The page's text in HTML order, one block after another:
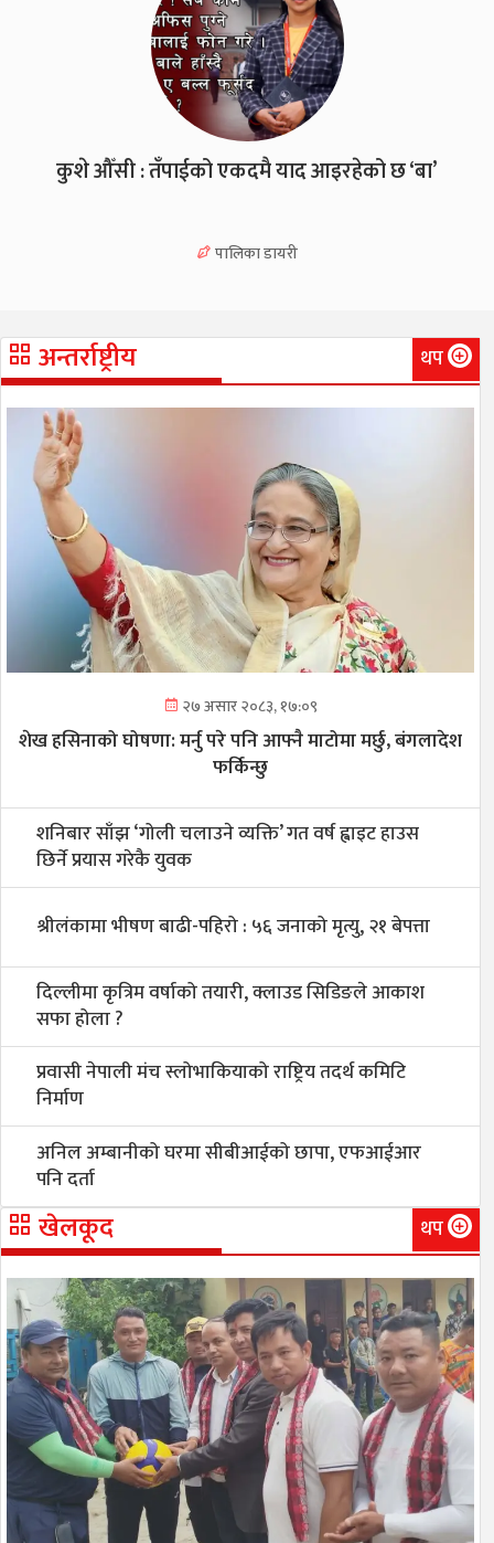
कुशे औँसी : तँपाईको एकदमै याद आइरहेको छ ‘बा’
पालिका डायरी
अन्तर्राष्ट्रीय थप
२७ असार २०८३, १७:०९
शेख हसिनाको घोषणा: मर्नु परे पनि आफ्नै माटोमा मर्छु, बंगलादेश
फर्किन्छु
शनिबार साँझ ‘गोली चलाउने व्यक्ति’ गत वर्ष ह्वाइट हाउस
छिर्ने प्रयास गरेकै युवक
श्रीलंकामा भीषण बाढी-पहिरो : ५६ जनाको मृत्यु, २१ बेपत्ता
दिल्लीमा कृत्रिम वर्षाको तयारी, क्लाउड सिडिङले आकाश
सफा होला ?
प्रवासी नेपाली मंच स्लोभाकियाको राष्ट्रिय तदर्थ कमिटि
निर्माण
अनिल अम्बानीको घरमा सीबीआईको छापा, एफआईआर
पनि दर्ता
खेलकूद थप